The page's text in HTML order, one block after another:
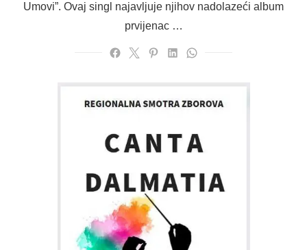
Umovi”. Ovaj singl najavljuje njihov nadolazeći album
prvijenac …